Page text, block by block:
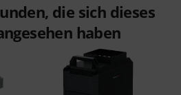
die sich dieses
haben